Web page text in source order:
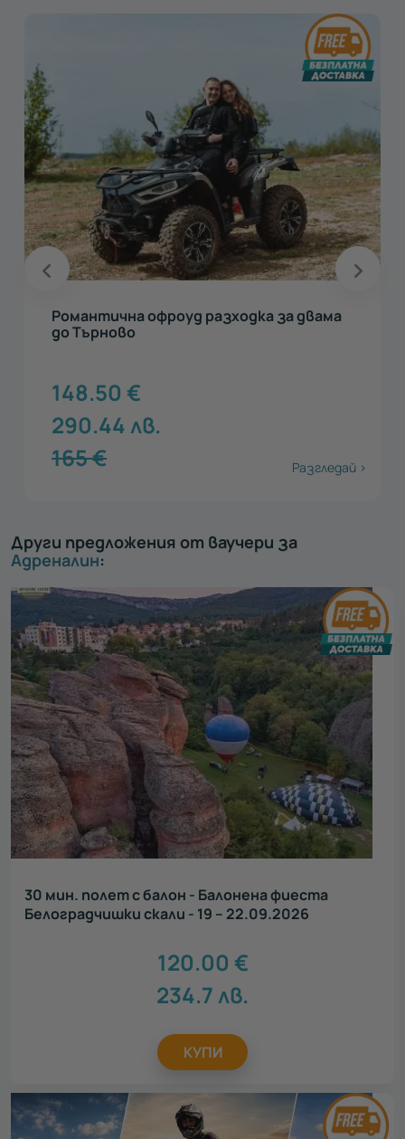
Каране на руски трактор ЮМЗ до
Търново
76.69€
149.99лв.
Други предложения от ваучери за
Адреналин:
30 мин. полет с балон - Балонена фиеста
Белоградчишки скали - 19 – 22.09.2026
120.00 €
234.7лв.
КУПИ